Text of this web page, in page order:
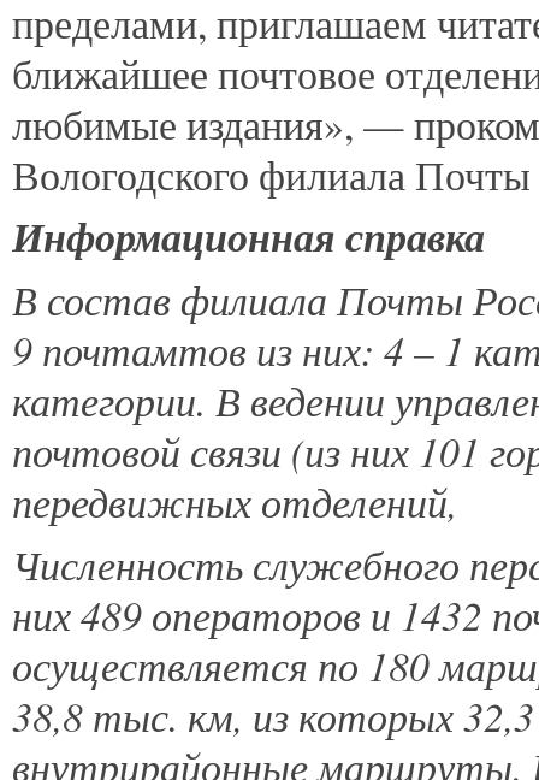
пределами, приглашаем
ближайшее почтовое
любимые издания», —
Вологодского филиала
Информационная справка
В состав филиала Почты
9 почтамтов из них: 4 – 1
категории. В ведении
почтовой связи (из них 101
передвижных отделений,
Численность служебного
них 489 операторов и 1432
осуществляется по 180
38,8 тыс. км, из которых
внутрирайонные маршруты.